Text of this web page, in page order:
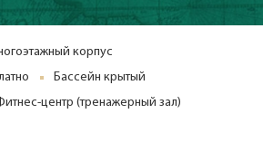
корпус
Бассейн крытый
центр (тренажерный зал)